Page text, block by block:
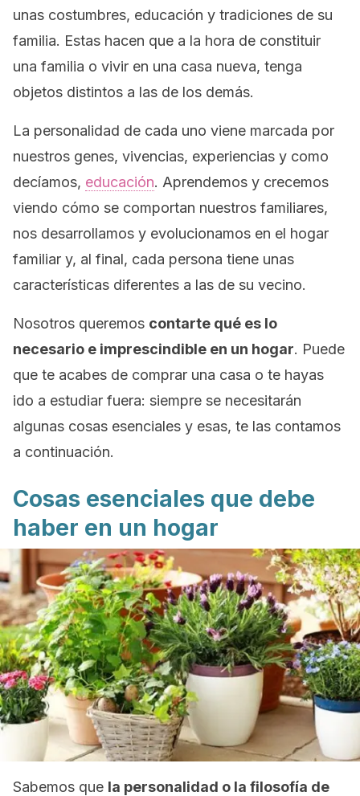
unas costumbres, educación y tradiciones de su
familia. Estas hacen que a la hora de constituir
una familia o vivir en una casa nueva, tenga
objetos distintos a las de los demás.
La personalidad de cada uno viene marcada por
nuestros genes, vivencias, experiencias y como
decíamos, educación. Aprendemos y crecemos
viendo cómo se comportan nuestros familiares,
nos desarrollamos y evolucionamos en el hogar
familiar y, al final, cada persona tiene unas
características diferentes a las de su vecino.
Nosotros queremos contarte qué es lo
necesario e imprescindible en un hogar. Puede
que te acabes de comprar una casa o te hayas
ido a estudiar fuera: siempre se necesitarán
algunas cosas esenciales y esas, te las contamos
a continuación.
Cosas esenciales que debe
haber en un hogar
Sabemos que la personalidad o la filosofía de